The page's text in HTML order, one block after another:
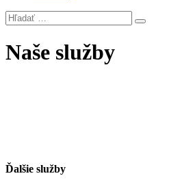
Naše služby
Ďalšie služby